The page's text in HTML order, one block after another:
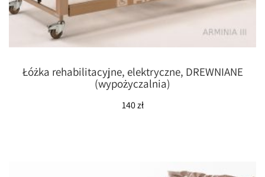
Łóżka rehabilitacyjne, elektryczne, DREWNIANE
(wypożyczalnia)
140zł